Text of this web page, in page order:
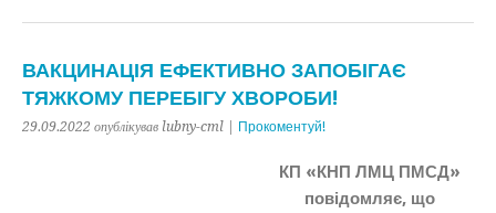
ВАКЦИНАЦІЯ ЕФЕКТИВНО ЗАПОБІГАЄ
ТЯЖКОМУ ПЕРЕБІГУ ХВОРОБИ!
29.09.2022 опублікував lubny-cml | Прокоментуй!
КП «КНП ЛМЦ ПМСД»
повідомляє, що